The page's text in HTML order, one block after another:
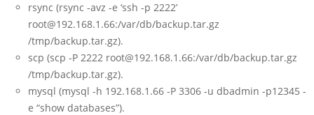
rsync (rsync -avz -e ‘ssh -p 2222’
root@192.168.1.66:/var/db/backup.tar.gz
/tmp/backup.tar.gz).
scp (scp -P 2222 root@192.168.1.66:/var/db/backup.tar.gz
/tmp/backup.tar.gz).
mysql (mysql -h 192.168.1.66 -P 3306 -u dbadmin -p12345 -
e “show databases”).